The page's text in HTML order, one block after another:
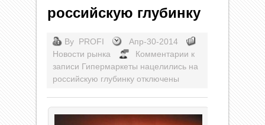
российскую глубинку
By PROFI
Апр-30-2014
Новости рынка
Комментарии к
записи Гипермаркеты нацелились на
российскую глубинку отключены